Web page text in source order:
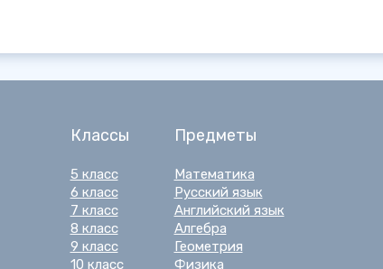
Классы
5 класс
6 класс
7 класс
8 класс
9 класс
10 класс
Предметы
Математика
Русский язык
Английский язык
Алгебра
Геометрия
Физика